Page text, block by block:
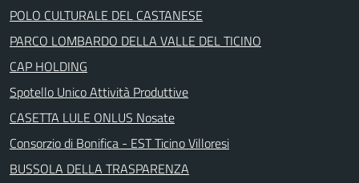
POLO CULTURALE DEL CASTANESE
PARCO LOMBARDO DELLA VALLE DEL TICINO
CAP HOLDING
Spotello Unico Attività Produttive
CASETTA LULE ONLUS Nosate
Consorzio di Bonifica - EST Ticino Villoresi
BUSSOLA DELLA TRASPARENZA